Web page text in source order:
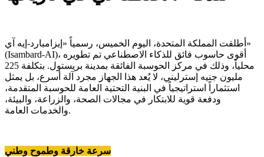
أطلقت المملكة المتحدة، اليوم الخميس، رسمياً «إيزامبارد-إيه آي»
(Isambard-AI)، أقوى حاسوب فائق للذكاء الاصطناعي تم تطويره
محلياً، وذلك في مركز الحوسبة الفائقة بمدينة بريستول. بتكلفة 225
مليون جنيه إسترليني، لا يُعد هذا الجهاز مجرد آلة أسرع، بل يمثل
استثماراً استراتيجياً في البنية التحتية العامة للحوسبة المتقدمة،
ودفعة قوية للابتكار في مجالات الصحة، والزراعة، والبيئة،
والخدمات العامة.
سرعة خارقة وطموح وطني